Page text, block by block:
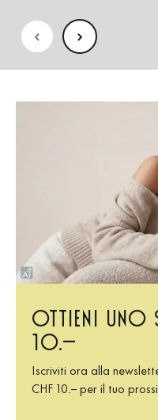
Ottieni uno
10.–
Iscriviti ora alla
CHF 10.– per il tuo